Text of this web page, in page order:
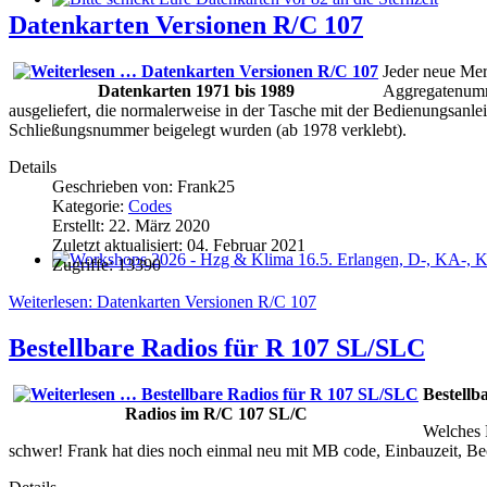
Bitte schickt Eure Datenkarten vor 82 an die Sternzeit
Workshops 2026 - Hzg & Klima 16.5. Erlangen, D-, KA-,
Datenkarten Versionen R/C 107
Datenkarten 1971 bis 1989
Jeder neue
ausgeliefert, die normalerweise in der Tasche mit der
Schließungsnummer beigelegt wurden (ab 1978 verklebt).
Details
Geschrieben von: Frank25
Kategorie: Codes
Erstellt: 22. März 2020
Zuletzt aktualisiert: 04. Februar 2021
Zugriffe: 13390
Weiterlesen: Datenkarten Versionen R/C 107
Bestellbare Radios für R 107 SL/SLC
Radios im R/C 107 SL/C
Welches
schwer! Frank hat dies noch einmal neu mit MB code, Einbauzeit,